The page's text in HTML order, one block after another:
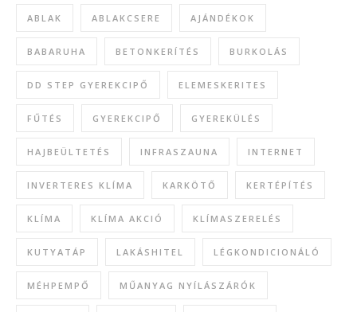
ABLAK ABLAKCSERE AJÁNDÉKOK
BABARUHA BETONKERÍTÉS BURKOLÁS
DD STEP GYEREKCIPŐ ELEMESKERITES
FŰTÉS GYEREKCIPŐ GYEREKÜLÉS
HAJBEÜLTETÉS INFRASZAUNA INTERNET
INVERTERES KLÍMA KARKÖTŐ KERTÉPÍTÉS
KLÍMA KLÍMA AKCIÓ KLÍMASZERELÉS
KUTYATÁP LAKÁSHITEL LÉGKONDICIONÁLÓ
MÉHPEMPŐ MŰANYAG NYÍLÁSZÁRÓK